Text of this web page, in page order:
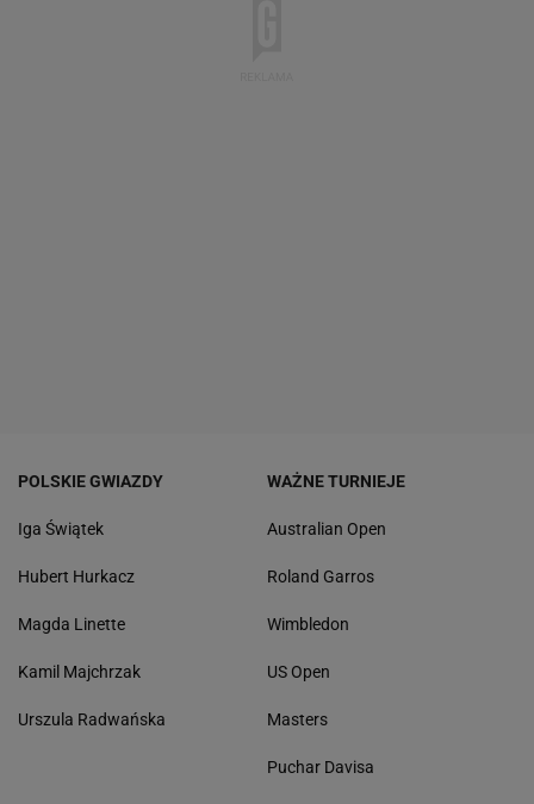
POLSKIE GWIAZDY
Iga Świątek
Hubert Hurkacz
Magda Linette
Kamil Majchrzak
Urszula Radwańska
WAŻNE TURNIEJE
Australian Open
Roland Garros
Wimbledon
US Open
Masters
Puchar Davisa